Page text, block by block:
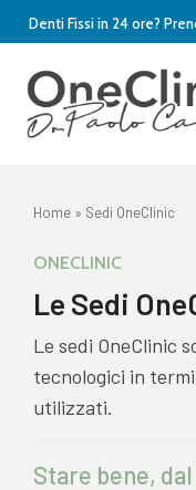
Denti Fissi in 24 ore?
Home » Sedi OneClinic
ONECLINIC
Le Sedi
Le sedi OneClinic
tecnologici in
utilizzati.
Stare bene,